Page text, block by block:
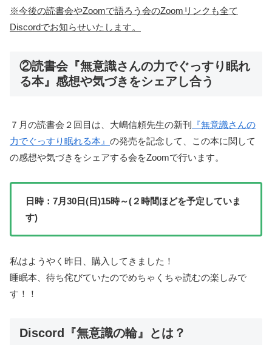
※今後の読書会やZoomで語ろう会のZoomリンクも全て
Discordでお知らせいたします。
②読書会『無意識さんの力でぐっすり眠れ
る本』感想や気づきをシェアし合う
７月の読書会２回目は、大嶋信頼先生の新刊
『無意識さんの
力でぐっすり眠れる本』 の発売を記念して、この本に関して
の感想や気づきをシェアする会をZoomで行います。
日時：7月30日(日)15時～(２時間ほどを予定していま
す)
私はようやく昨日、購入してきました！
睡眠本、待ち侘びていたのでめちゃくちゃ読むの楽しみで
す！！
Discord『無意識の輪』とは？